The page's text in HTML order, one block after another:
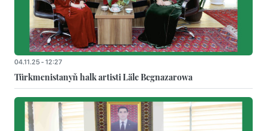
04.11.25 - 12:27
Türkmenistanyň halk artisti Läle Begnazarowa